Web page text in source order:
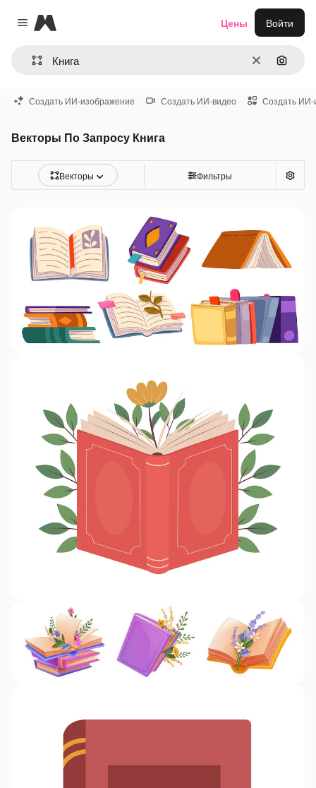
Close menu
Magnific
ОчиститьПоиск
Цены Войти
Создать ИИ-изображение Создать ИИ-видео Создать ИИ-
Векторы По Запросу Книга
Векторы Фильтры